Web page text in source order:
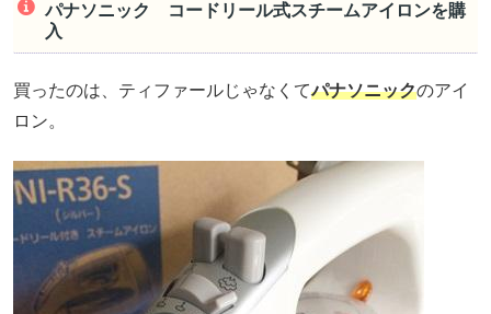
パナソニック コードリール式スチームアイロンを購
入
買ったのは、ティファールじゃなくてパナソニックのアイ
ロン。